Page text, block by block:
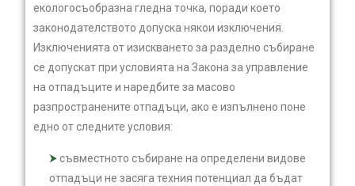
екологосъобразна гледна точка, поради което
законодателството допуска някои изключения.
Изключенията от изискването за разделно събиране
се допускат при условията на Закона за управление
на отпадъците и наредбите за масово
разпространените отпадъци, ако е изпълнено поне
едно от следните условия:
съвместното събиране на определени видове
отпадъци не засяга техния потенциал да бъдат